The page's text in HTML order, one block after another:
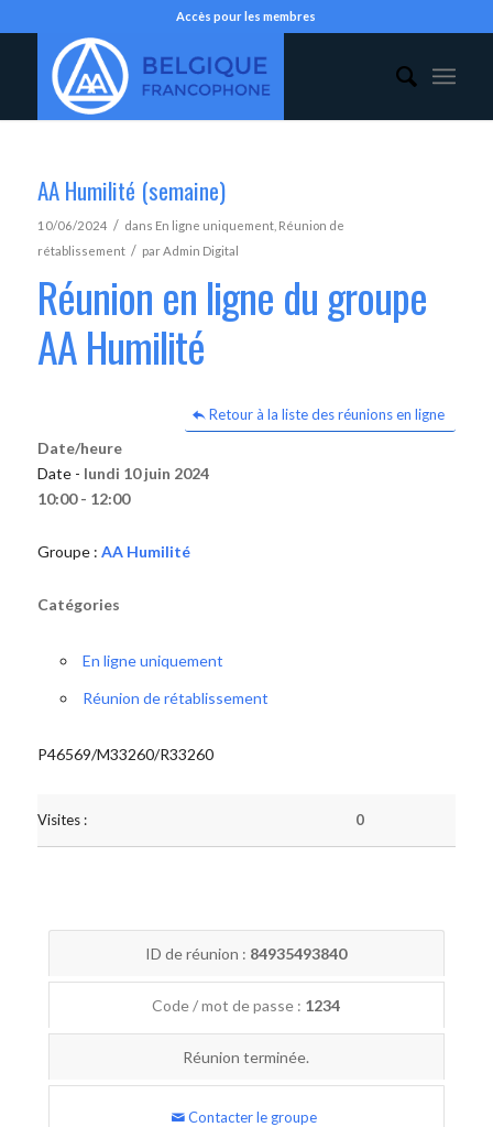
Accès pour les membres
AA Humilité (semaine)
10/06/2024 / dans En ligne uniquement, Réunion de
rétablissement / parAdmin Digital
Réunion en ligne du groupe
AA Humilité
Retour à la liste des réunions en ligne
Date/heure
Date - lundi 10 juin 2024
10:00 - 12:00
Groupe : AA Humilité
Catégories
En ligne uniquement
Réunion de rétablissement
P46569/M33260/R33260
Visites : 0
ID de réunion : 84935493840
Code / mot de passe : 1234
Réunion terminée.
Contacter le groupe